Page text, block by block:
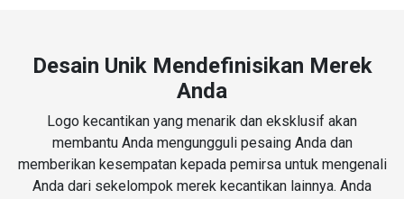
Desain Unik Mendefinisikan Merek
Anda
Logo kecantikan yang menarik dan eksklusif akan
membantu Anda mengungguli pesaing Anda dan
memberikan kesempatan kepada pemirsa untuk mengenali
Anda dari sekelompok merek kecantikan lainnya. Anda